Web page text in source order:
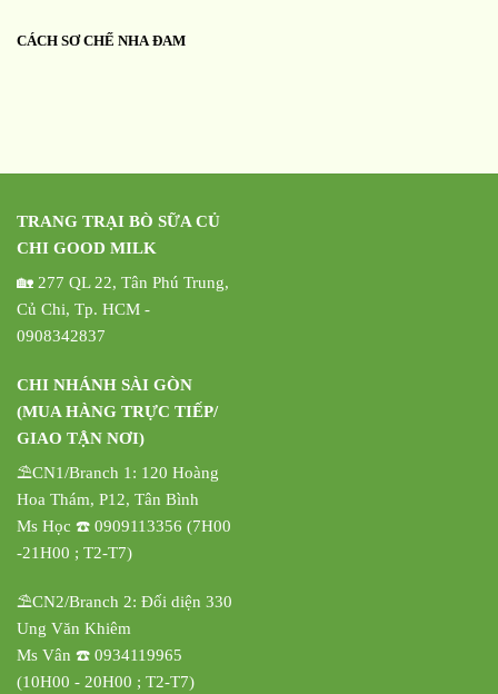
CÁCH SƠ CHẾ NHA ĐAM
TRANG TRẠI BÒ SỮA CỦ
CHI GOOD MILK
🏡 277 QL 22, Tân Phú Trung,
Củ Chi, Tp. HCM -
0908342837
CHI NHÁNH SÀI GÒN
(MUA HÀNG TRỰC TIẾP/
GIAO TẬN NƠI)
⛱️CN1/Branch 1: 120 Hoàng
Hoa Thám, P12, Tân Bình
Ms Học ☎️ 0909113356 (7H00
-21H00 ; T2-T7)
⛱️CN2/Branch 2: Đối diện 330
Ung Văn Khiêm
Ms Vân ☎️ 0934119965
(10H00 - 20H00 ; T2-T7)